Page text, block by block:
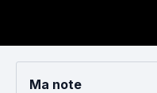
Ma note